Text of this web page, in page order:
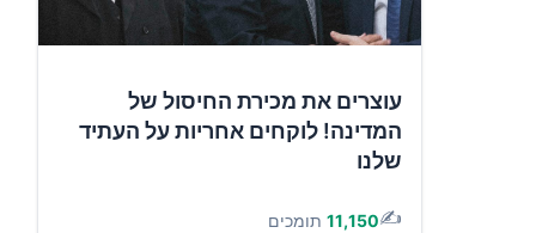
עוצרים את מכירת החיסול של
המדינה! לוקחים אחריות על העתיד
שלנו
✍️
11,150 תומכים